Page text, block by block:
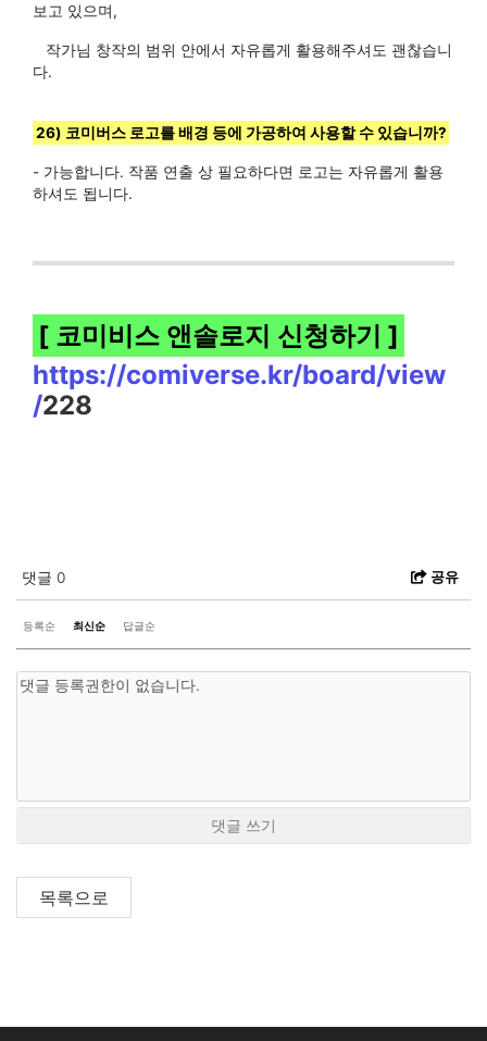
보고 있으며,
작가님 창작의 범위 안에서 자유롭게 활용해주셔도 괜찮습니
다.
26) 코미버스 로고를 배경 등에 가공하여 사용할 수 있습니까?
- 가능합니다. 작품 연출 상 필요하다면 로고는 자유롭게 활용
하셔도 됩니다.
[ 코미비스 앤솔로지 신청하기 ]
https://comiverse.kr/board/view
/228
댓글 0 공유
등록순 최신순 답글순
댓글 쓰기
목록으로